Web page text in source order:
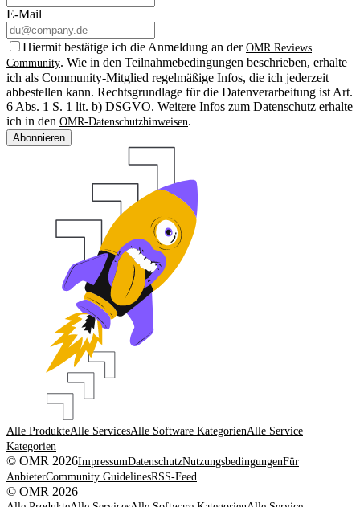
E-Mail
Hiermit bestätige ich die Anmeldung an der OMR Reviews
Community. Wie in den Teilnahmebedingungen beschrieben, erhalte
ich als Community-Mitglied regelmäßige Infos, die ich jederzeit
abbestellen kann. Rechtsgrundlage für die Datenverarbeitung ist Art.
6 Abs. 1 S. 1 lit. b) DSGVO. Weitere Infos zum Datenschutz erhalte
ich in den OMR-Datenschutzhinweisen.
Abonnieren
Alle ProdukteAlle ServicesAlle Software KategorienAlle Service
Kategorien
© OMR 2026ImpressumDatenschutzNutzungsbedingungenFür
AnbieterCommunity GuidelinesRSS-Feed
© OMR 2026